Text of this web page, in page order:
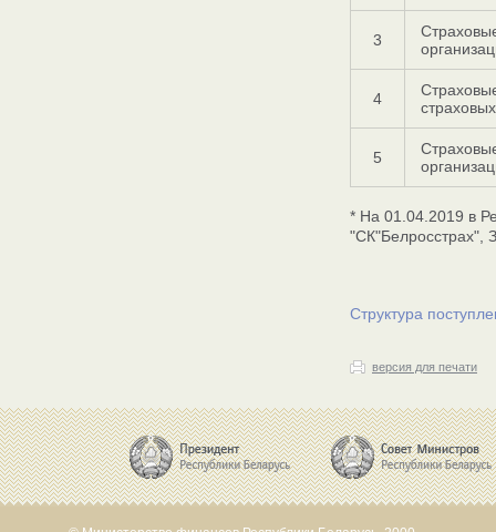
3
4
5
* На 01.04.2019 в
"СК"Белросстрах",
Структура
версия для печати